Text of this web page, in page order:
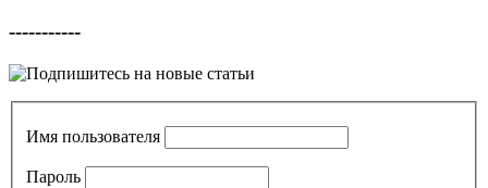
-----------
Имя пользователя
Пароль